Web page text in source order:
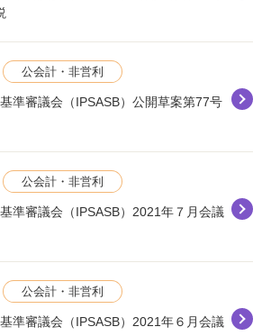
公会計・非営利
準審議会（IPSASB）公開草案第77号
公会計・非営利
準審議会（IPSASB）2021年７月会議
公会計・非営利
準審議会（IPSASB）2021年６月会議